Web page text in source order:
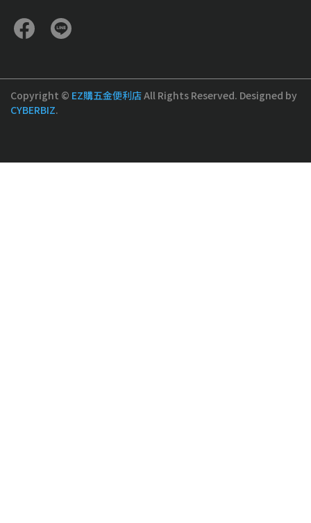
Copyright © EZ購五金便利店All Rights Reserved. Designed by
CYBERBIZ.